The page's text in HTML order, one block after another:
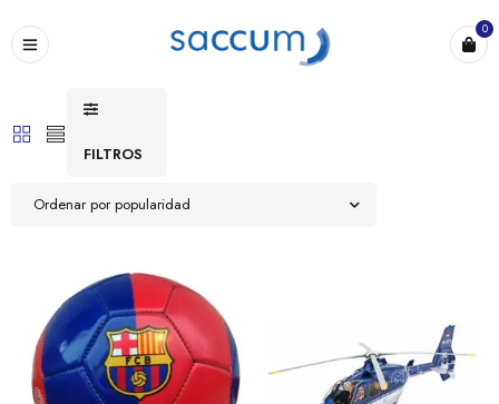
0
FILTROS
Ordenar por popularidad